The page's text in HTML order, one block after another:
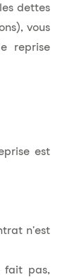
dettes
vous
reprise
est
n'est
fait pas,